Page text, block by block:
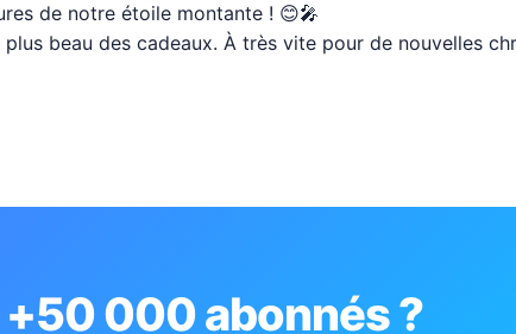
de notre étoile montante ! 😊🎤
plus beau des cadeaux. À très vite pour de nouvelles
000 abonnés ?